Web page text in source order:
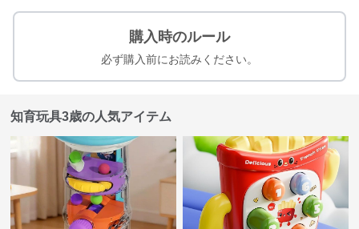
購入時のルール
必ず購入前にお読みください。
知育玩具3歳の人気アイテム